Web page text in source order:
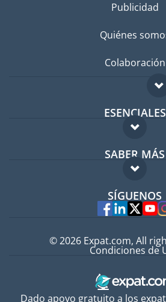
Publicidad
Quiénes
Colaboración
ESENCIALES
Foro para
Guía para
Trabajos en el
SABER MÁS
FAQ
Expertos
SÍGUENOS
Dado apoyo gratuito a los
© 2026 Expat.com, All
Condiciones de